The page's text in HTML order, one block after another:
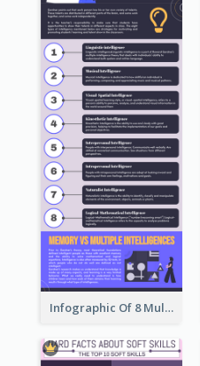
Infographic Of 8 Multiple Intelligences You Need To Know